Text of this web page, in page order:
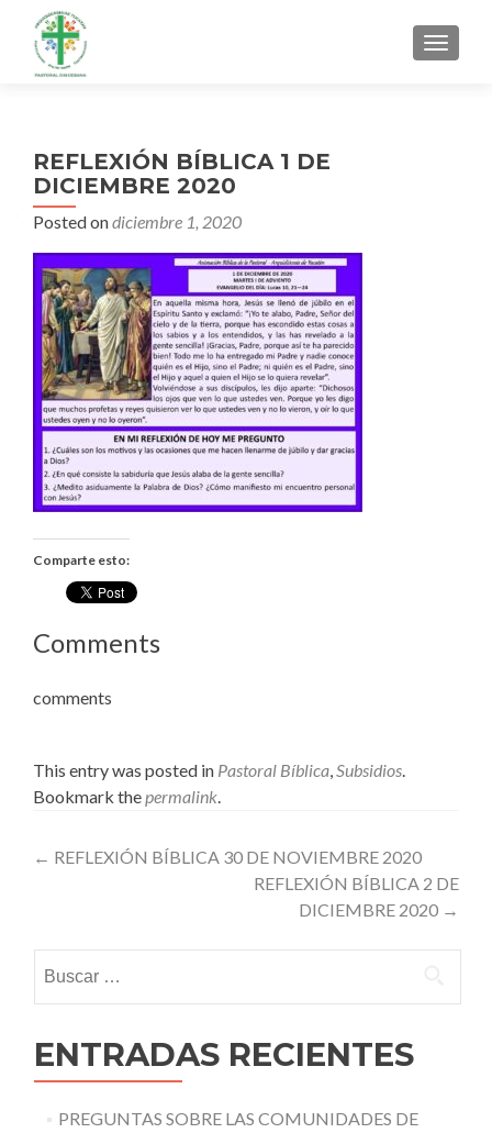
MENU
REFLEXIÓN BÍBLICA 1 DE
DICIEMBRE 2020
Posted ondiciembre 1, 2020
Comparte esto:
Comments
comments
This entry was posted in Pastoral Bíblica,Subsidios.
Bookmark thepermalink.
Post
← REFLEXIÓN BÍBLICA 30 DE NOVIEMBRE 2020
REFLEXIÓN BÍBLICA 2 DE
DICIEMBRE 2020 →
ENTRADAS RECIENTES
PREGUNTAS SOBRE LAS COMUNIDADES DE